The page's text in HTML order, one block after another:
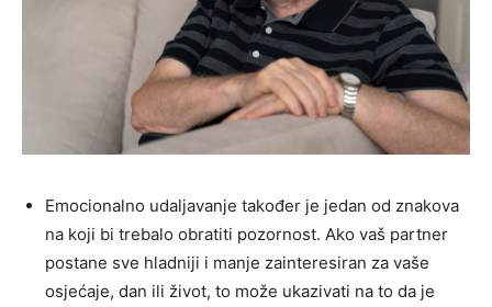
Emocionalno udaljavanje također je jedan od znakova
na koji bi trebalo obratiti pozornost. Ako vaš partner
postane sve hladniji i manje zainteresiran za vaše
osjećaje, dan ili život, to može ukazivati na to da je